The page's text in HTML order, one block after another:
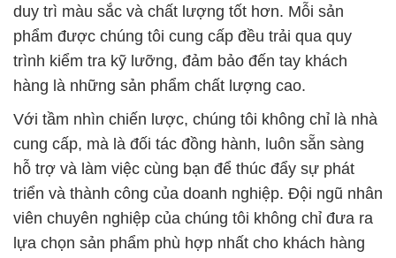
duy trì màu sắc và chất lượng tốt hơn. Mỗi sản
phẩm được chúng tôi cung cấp đều trải qua quy
trình kiểm tra kỹ lưỡng, đảm bảo đến tay khách
hàng là những sản phẩm chất lượng cao.
Với tầm nhìn chiến lược, chúng tôi không chỉ là nhà
cung cấp, mà là đối tác đồng hành, luôn sẵn sàng
hỗ trợ và làm việc cùng bạn để thúc đẩy sự phát
triển và thành công của doanh nghiệp. Đội ngũ nhân
viên chuyên nghiệp của chúng tôi không chỉ đưa ra
lựa chọn sản phẩm phù hợp nhất cho khách hàng